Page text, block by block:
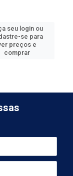
seu login ou
se para
preços e
comprar